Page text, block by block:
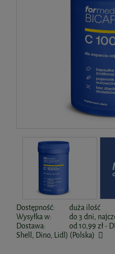
Dostępność:
duża ilość
Wysyłka w:
do 3 dni,
Dostawa:
od 10,99 zł-
Shell, Dino, Lidl) (Polska)